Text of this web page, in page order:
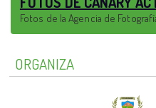
Fotos de la Agencia de
ORGANIZA